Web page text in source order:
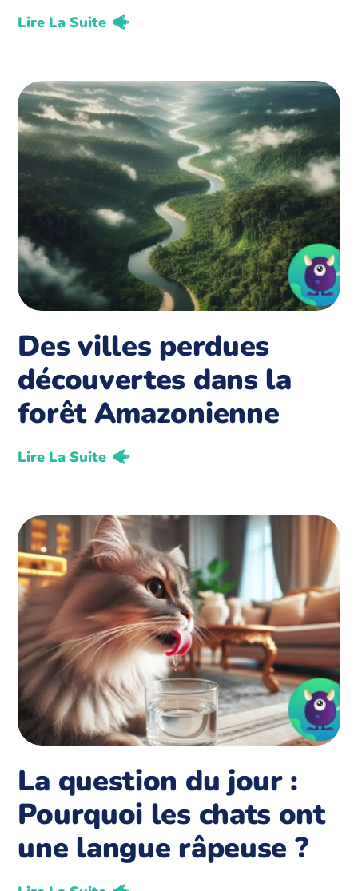
Lire La Suite
Des villes perdues
découvertes dans la
forêt Amazonienne
Lire La Suite
La question du jour :
Pourquoi les chats ont
une langue râpeuse ?